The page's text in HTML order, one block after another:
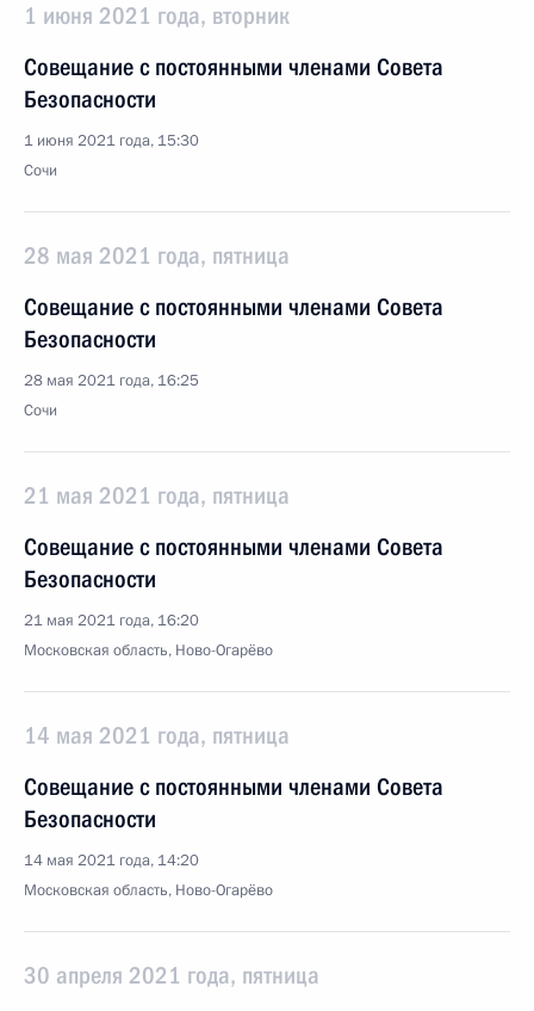
1 июня 2021 года, вторник
Совещание с постоянными членами Совета
Безопасности
1 июня 2021 года, 15:30
Сочи
28 мая 2021 года, пятница
Совещание с постоянными членами Совета
Безопасности
28 мая 2021 года, 16:25
Сочи
21 мая 2021 года, пятница
Совещание с постоянными членами Совета
Безопасности
21 мая 2021 года, 16:20
Московская область, Ново-Огарёво
14 мая 2021 года, пятница
Совещание с постоянными членами Совета
Безопасности
14 мая 2021 года, 14:20
Московская область, Ново-Огарёво
30 апреля 2021 года, пятница